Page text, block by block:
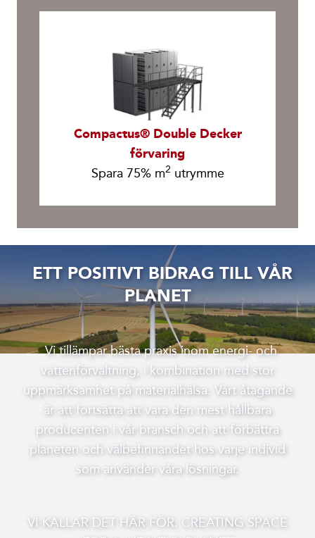
Compactus® Double Decker
förvaring
Spara 75% m2 utrymme
ETT POSITIVT BIDRAG TILL VÅR
PLANET
Vi tillämpar bästa praxis inom energi- och
vattenförvaltning, i kombination med stor
uppmärksamhet på materialhälsa. Vårt åtagande
är att fortsätta att vara den mest hållbara
producenten i vår bransch och att förbättra
planeten och välbefinnandet hos varje individ
som använder våra lösningar.
VI KALLAR DET HÄR FÖR: CREATING SPACE